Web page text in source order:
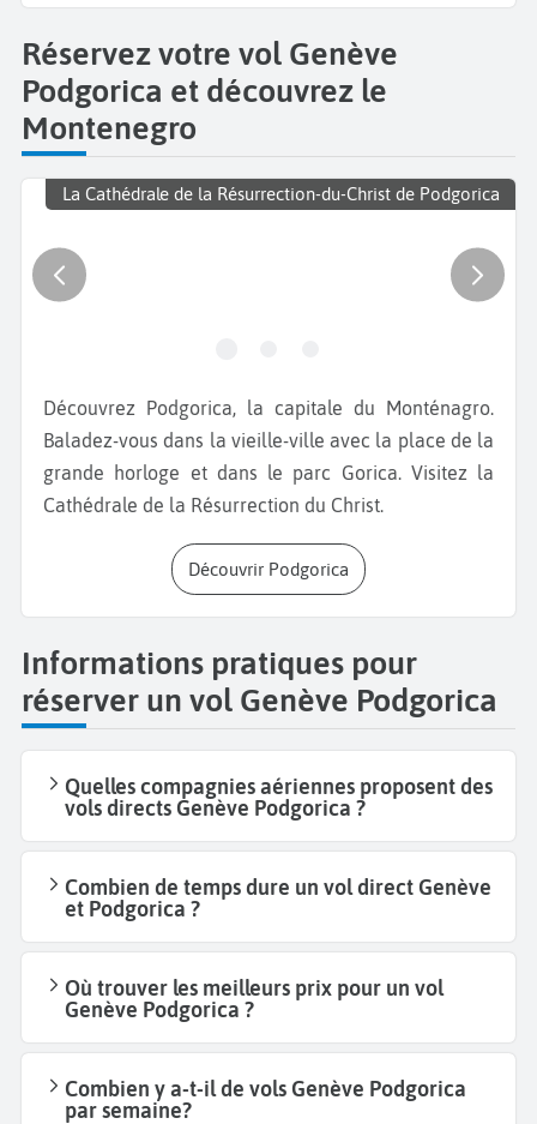
Réservez votre vol Genève
Podgorica et découvrez le
Montenegro
La Cathédrale de la Résurrection-du-Christ de Podgorica
Découvrez Podgorica, la capitale du Monténagro.
Baladez-vous dans la vieille-ville avec la place de la
grande horloge et dans le parc Gorica. Visitez la
Cathédrale de la Résurrection du Christ.
Découvrir Podgorica
Informations pratiques pour
réserver un vol Genève Podgorica
Quelles compagnies aériennes proposent des
vols directs Genève Podgorica ?
Combien de temps dure un vol direct Genève
et Podgorica ?
Où trouver les meilleurs prix pour un vol
Genève Podgorica ?
Combien y a-t-il de vols Genève Podgorica
par semaine?